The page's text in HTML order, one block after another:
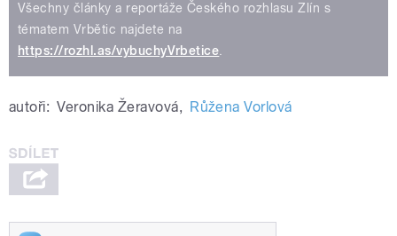
Všechny články a reportáže Českého rozhlasu Zlín s
tématem Vrbětic najdete na
https://rozhl.as/vybuchyVrbetice
autoři: Veronika Žeravová, Růžena Vorlová